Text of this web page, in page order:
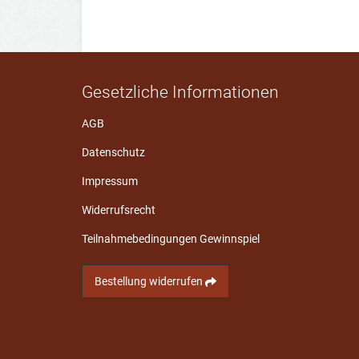
Gesetzliche Informationen
AGB
Datenschutz
Impressum
Widerrufsrecht
Teilnahmebedingungen Gewinnspiel
Bestellung widerrufen